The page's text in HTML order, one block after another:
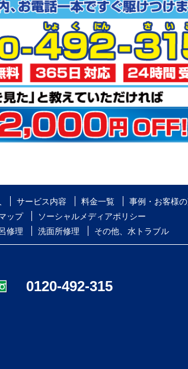
サービス内容 料金一覧 事例・お客様
ップ
ソーシャルメディアポリシー
修理 洗面所修理 その他、水トラブル
0120-492-315